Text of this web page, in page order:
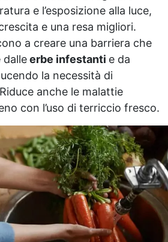
e l’esposizione alla luce,
e una resa migliori.
a creare una barriera che
dalleerbe infestanti e da
la necessità di
anche le malattie
con l’uso di terriccio fresco.